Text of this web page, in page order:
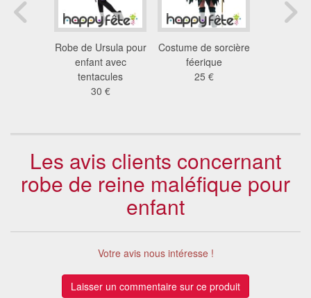
Robe de Ursula pour
enfant avec
tentacules
30 €
Costume de sorcière
féerique
25 €
Les avis clients concernant
robe de reine maléfique pour
enfant
Votre avis nous intéresse !
Laisser un commentaire sur ce produit